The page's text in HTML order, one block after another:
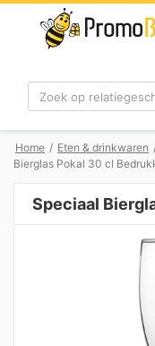
Zoek
Home / Eten & drinkwaren
Bierglas Pokal 30 cl
Speciaal